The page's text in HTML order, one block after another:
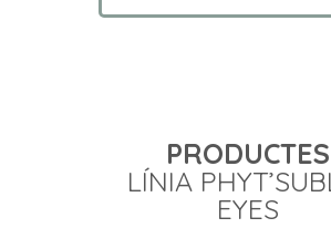
PRODUCTES
LÍNIA
EYES